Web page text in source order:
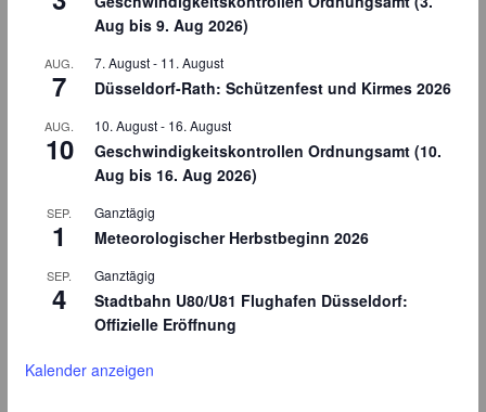
Aug bis 9. Aug 2026)
AUG.
7
7. August- 11. August
Düsseldorf-Rath: Schützenfest und Kirmes 2026
AUG.
10
10. August- 16. August
Geschwindigkeitskontrollen Ordnungsamt (10.
Aug bis 16. Aug 2026)
SEP.
1
Ganztägig
Meteorologischer Herbstbeginn 2026
SEP.
4
Ganztägig
Stadtbahn U80/U81 Flughafen Düsseldorf:
Offizielle Eröffnung
Kalender anzeigen